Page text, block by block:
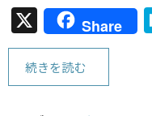
X Share
続きを読む